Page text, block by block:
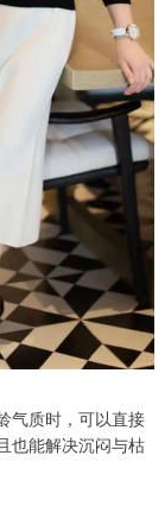
气质时，可以直接
也能解决沉闷与枯